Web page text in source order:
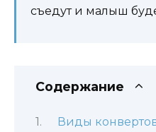
съедут и малыш
Содержание
Виды